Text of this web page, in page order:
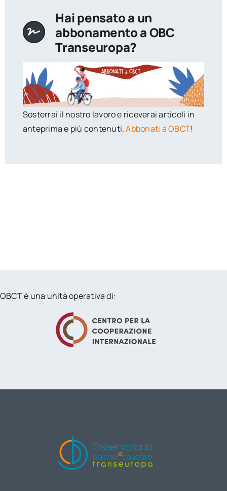
Hai pensato a un
abbonamento a OBC
Transeuropa?
Sosterrai il nostro lavoro e riceverai articoli in
anteprima e più contenuti.Abbonati a OBCT!
OBCT è una unità operativa di: